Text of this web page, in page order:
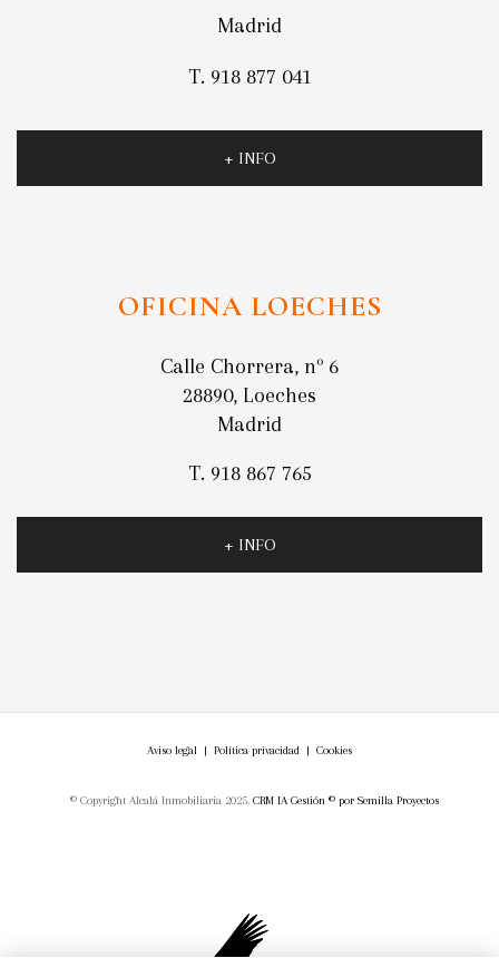
Madrid
T. 918 877 041
+ INFO
OFICINA LOECHES
Calle Chorrera, nº 6
28890, Loeches
Madrid
T. 918 867 765
+ INFO
© Copyright Alcalá Inmobiliaria 2025. CRM IA Gestión ©por Semilla Proyectos
Aviso legal | Política privacidad | Cookies